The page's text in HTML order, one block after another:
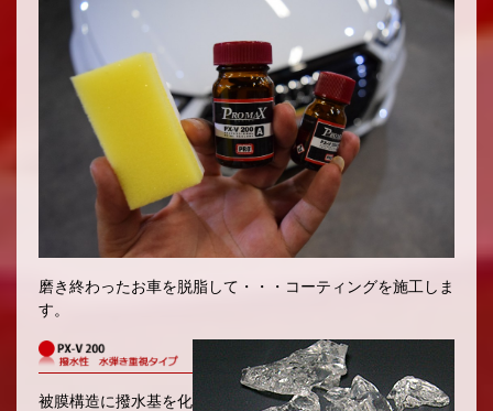
磨き終わったお車を脱脂して・・・コーティングを施工しま
す。
被膜構造に撥水基を化